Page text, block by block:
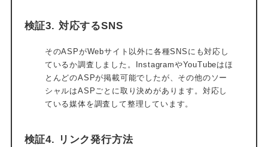
検証3. 対応するSNS
そのASPがWebサイト以外に各種SNSにも対応し
ているか調査しました。InstagramやYouTubeはほ
とんどのASPが掲載可能でしたが、その他のソー
シャルはASPごとに取り決めがあります。対応し
ている媒体を調査して整理しています。
検証4. リンク発行方法